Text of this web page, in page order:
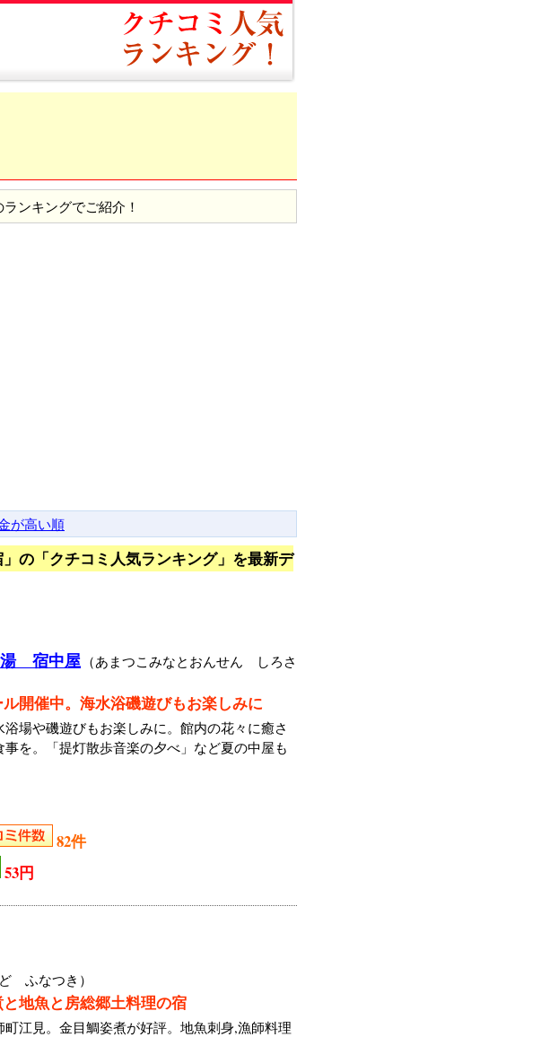
ンキングでご紹介！
が高い順
の「クチコミ人気ランキング」を最新デ
湯 宿中屋 （あまつこみなとおんせん しろさ
開催中。海水浴磯遊びもお楽しみに
場や磯遊びもお楽しみに。館内の花々に癒さ
を。「提灯散歩音楽の夕べ」など夏の中屋も
82件
53円
ふなつき）
地魚と房総郷土料理の宿
江見。金目鯛姿煮が好評。地魚刺身,漁師料理